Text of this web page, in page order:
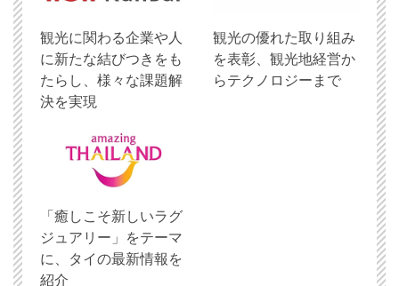
観光に関わる企業や人
に新たな結びつきをも
たらし、様々な課題解
決を実現
観光の優れた取り組み
を表彰、観光地経営か
らテクノロジーまで
「癒しこそ新しいラグ
ジュアリー」をテーマ
に、タイの最新情報を
紹介